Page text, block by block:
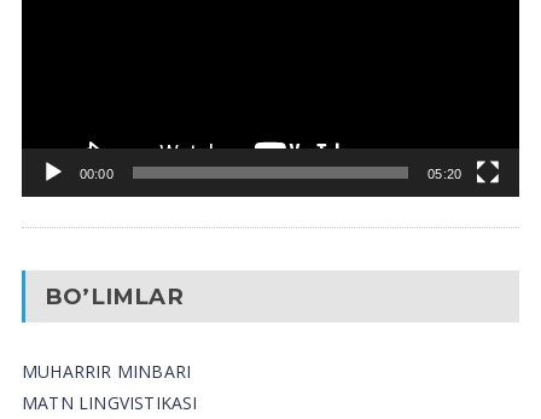
00:00 05:20
BO’LIMLAR
MUHARRIR MINBARI
MATN LINGVISTIKASI